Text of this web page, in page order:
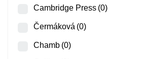
Cambridge Press (0)
Čermáková (0)
Chamb (0)